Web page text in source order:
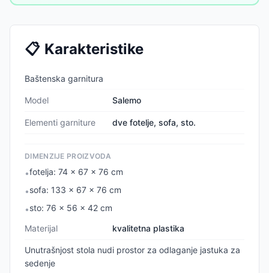
📋 Karakteristike
Baštenska garnitura
Model Salemo
Elementi garniture dve fotelje, sofa, sto.
DIMENZIJE PROIZVODA
•fotelja: 74 x 67 x 76 cm
•sofa: 133 x 67 x 76 cm
•sto: 76 x 56 x 42 cm
Materijal
kvalitetna plastika
Unutrašnjost stola nudi prostor za odlaganje jastuka za
sedenje